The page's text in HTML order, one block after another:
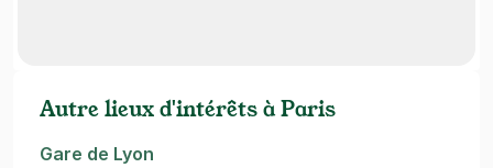
Autre lieux d'intérêts à Paris
Gare de Lyon